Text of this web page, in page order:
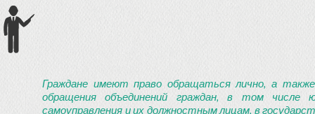
Граждане имеют право обращаться лично, а
обращения объединений граждан, в том числе
самоуправления и их должностным лицам, в